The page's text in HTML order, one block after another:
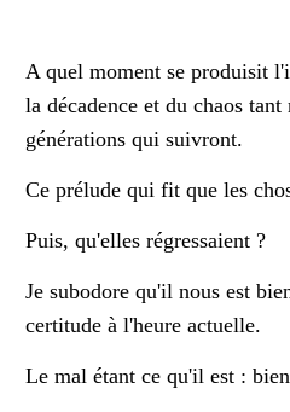
A quel moment se produisit
la décadence et du chaos tant
générations qui suivront.
Ce prélude qui fit que les
Puis, qu'elles régressaient ?
Je subodore qu'il nous est
certitude à l'heure actuelle.
Le mal étant ce qu'il est :